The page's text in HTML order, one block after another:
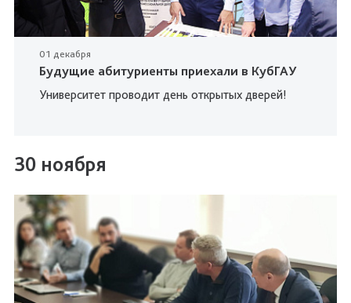
01 декабря
Будущие абитуриенты приехали в КубГАУ
Университет проводит день открытых дверей!
30 ноября